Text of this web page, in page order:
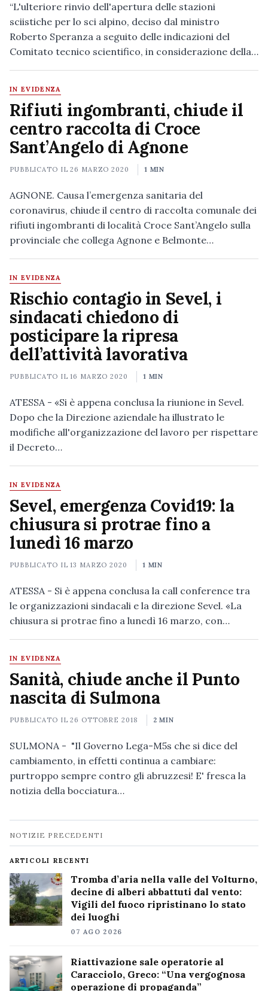
“L'ulteriore rinvio dell'apertura delle stazioni
sciistiche per lo sci alpino, deciso dal ministro
Roberto Speranza a seguito delle indicazioni del
Comitato tecnico scientifico, in considerazione della…
IN EVIDENZA
Rifiuti ingombranti, chiude il
centro raccolta di Croce
Sant’Angelo di Agnone
PUBBLICATO IL26 MARZO 2020 1 MIN
AGNONE. Causa l’emergenza sanitaria del
coronavirus, chiude il centro di raccolta comunale dei
rifiuti ingombranti di località Croce Sant’Angelo sulla
provinciale che collega Agnone e Belmonte…
IN EVIDENZA
Rischio contagio in Sevel, i
sindacati chiedono di
posticipare la ripresa
dell’attività lavorativa
PUBBLICATO IL16 MARZO 2020 1 MIN
ATESSA - «Si è appena conclusa la riunione in Sevel.
Dopo che la Direzione aziendale ha illustrato le
modifiche all'organizzazione del lavoro per rispettare
il Decreto…
IN EVIDENZA
Sevel, emergenza Covid19: la
chiusura si protrae fino a
lunedì 16 marzo
PUBBLICATO IL13 MARZO 2020 1 MIN
ATESSA - Si è appena conclusa la call conference tra
le organizzazioni sindacali e la direzione Sevel. «La
chiusura si protrae fino a lunedì 16 marzo, con…
IN EVIDENZA
Sanità, chiude anche il Punto
nascita di Sulmona
PUBBLICATO IL26 OTTOBRE 2018 2 MIN
SULMONA - "Il Governo Lega-M5s che si dice del
cambiamento, in effetti continua a cambiare:
purtroppo sempre contro gli abruzzesi! E' fresca la
notizia della bocciatura…
Navigazione
notizie
NOTIZIE PRECEDENTI
ARTICOLI RECENTI
Tromba d’aria nella valle del Volturno,
decine di alberi abbattuti dal vento:
Vigili del fuoco ripristinano lo stato
dei luoghi
07 AGO 2026
Riattivazione sale operatorie al
Caracciolo, Greco: “Una vergognosa
operazione di propaganda”